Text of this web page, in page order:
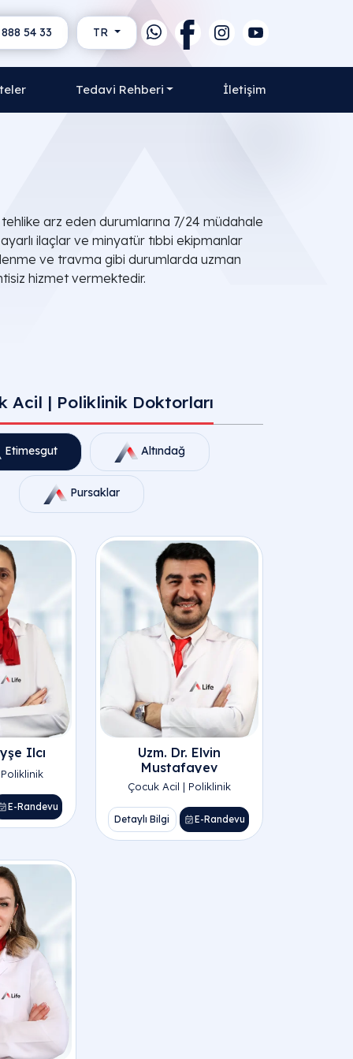
TR
54 33
Tedavi Rehberi İletişim
arz eden durumlarına 7/24 müdahale
ilaçlar ve minyatür tıbbi ekipmanlar
ve travma gibi durumlarda uzman
hizmet vermektedir.
Acil | Poliklinik Doktorları
Etimesgut Altındağ
Pursaklar
Çocuk Acil | Poliklinik
Ilcı
E-Randevu
Uzm. Dr. Elvin
Mustafayev
Çocuk Acil | Poliklinik
Detaylı Bilgi E-Randevu